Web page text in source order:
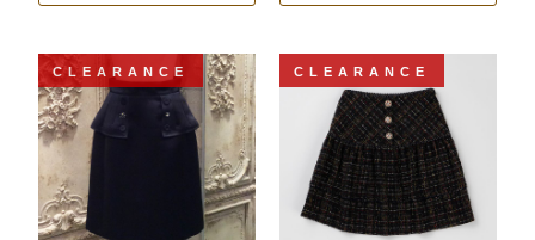
CLEARANCE CLEARANCE